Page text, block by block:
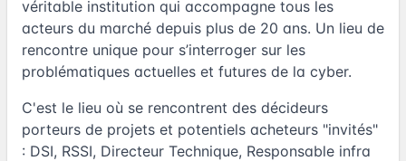
véritable institution qui accompagne tous les
acteurs du marché depuis plus de 20 ans. Un lieu de
rencontre unique pour s’interroger sur les
problématiques actuelles et futures de la cyber.
C'est le lieu où se rencontrent des décideurs
porteurs de projets et potentiels acheteurs "invités"
: DSI, RSSI, Directeur Technique, Responsable infra